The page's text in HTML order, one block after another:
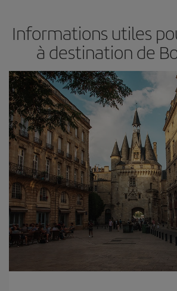
Informations utiles
à destination de